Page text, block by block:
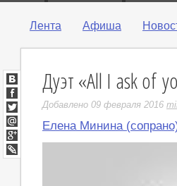
Лента Афиша
Дуэт «All I ask of
Добавлено 09 февраля 2016
Елена Минина
ВКонтакте
Facebook
Twitter
Мой
Мир
Google+
LiveJournal